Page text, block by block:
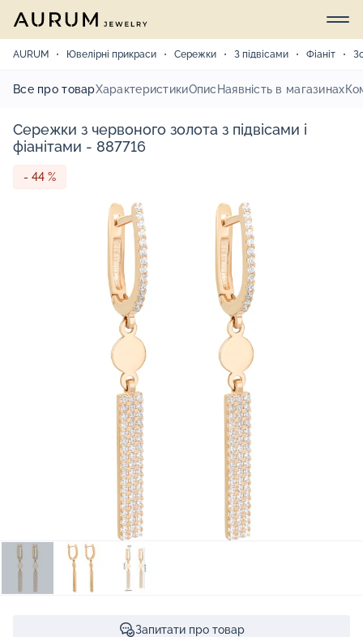
AURUM Ювелірні прикраси Сережки З підвісами Фіаніт
Все про товарХарактеристикиОпис Наявність в магазинах
Сережки з червоного золота з підвісами і
фіанітами - 887716
- 44 %
Запитати про товар